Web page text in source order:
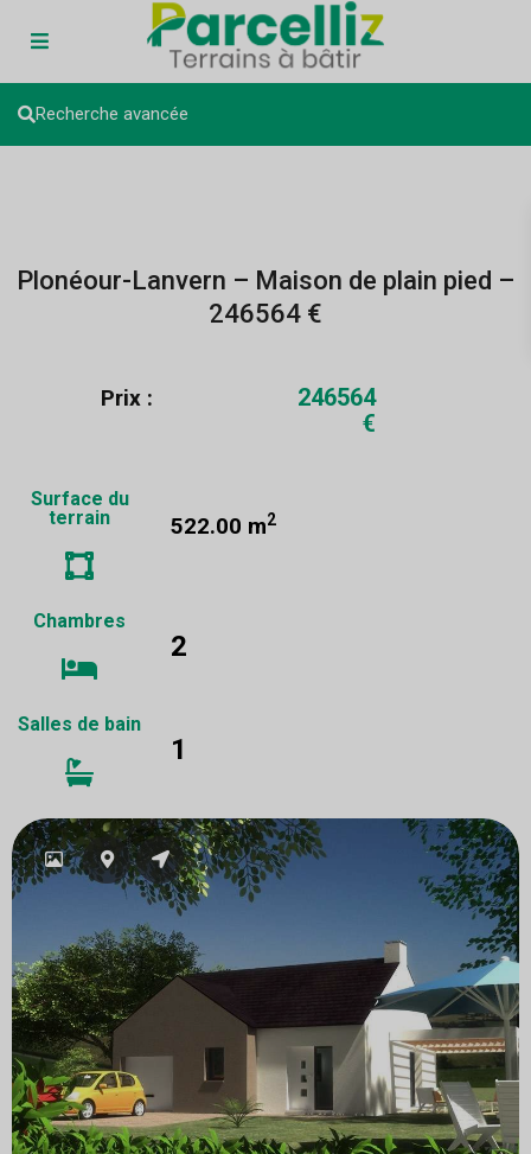
Recherche avancée
Plonéour-Lanvern – Maison de plain pied –
246564 €
Prix :
246564
€
Surface du
terrain
522.00 m2
Chambres
2
Salles de bain
1